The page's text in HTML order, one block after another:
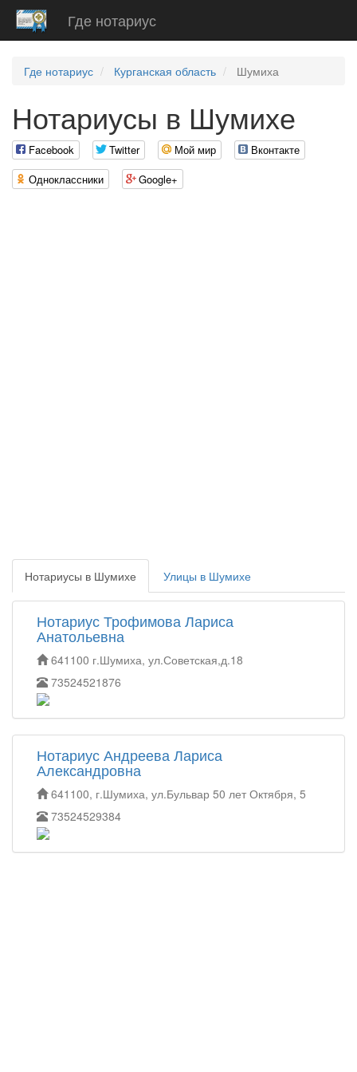
Где нотариус
Где нотариус Курганская область Шумиха
Нотариусы в Шумихе
Facebook Twitter Мой мир
Вконтакте
Одноклассники
Google+
Нотариусы в Шумихе Улицы в Шумихе
Нотариус Трофимова Лариса
Анатольевна
641100 г.Шумиха, ул.Советская,д.18
73524521876
Нотариус Андреева Лариса
Александровна
641100, г.Шумиха, ул.Бульвар 50 лет Октября, 5
73524529384